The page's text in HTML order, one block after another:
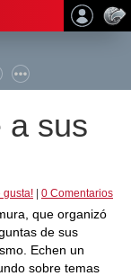
a sus
gusta! 0 Comentarios
que organizó
de sus
Echen un
sobre temas